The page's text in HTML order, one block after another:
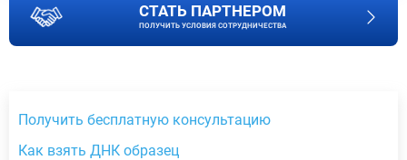
СТАТЬ ПАРТНЕРОМ
ПОЛУЧИТЬ УСЛОВИЯ СОТРУДНИЧЕСТВА
Получить бесплатную консультацию
Как взять ДНК образец